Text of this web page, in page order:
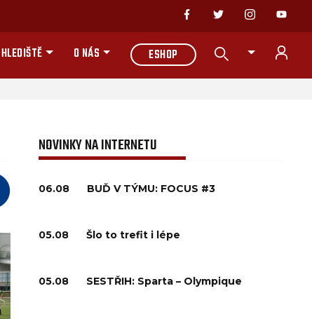
O NÁS ESHOP
NOVINKY NA INTERNETU
06.08 BUĎ V TÝMU: FOCUS #3
05.08 Šlo to trefit i lépe
05.08 SESTŘIH: Sparta – Olympique